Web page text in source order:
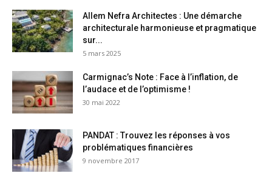
Allem Nefra Architectes : Une démarche
architecturale harmonieuse et pragmatique
sur...
5 mars 2025
Carmignac’s Note : Face à l’inflation, de
l’audace et de l’optimisme !
30 mai 2022
PANDAT : Trouvez les réponses à vos
problématiques financières
9 novembre 2017